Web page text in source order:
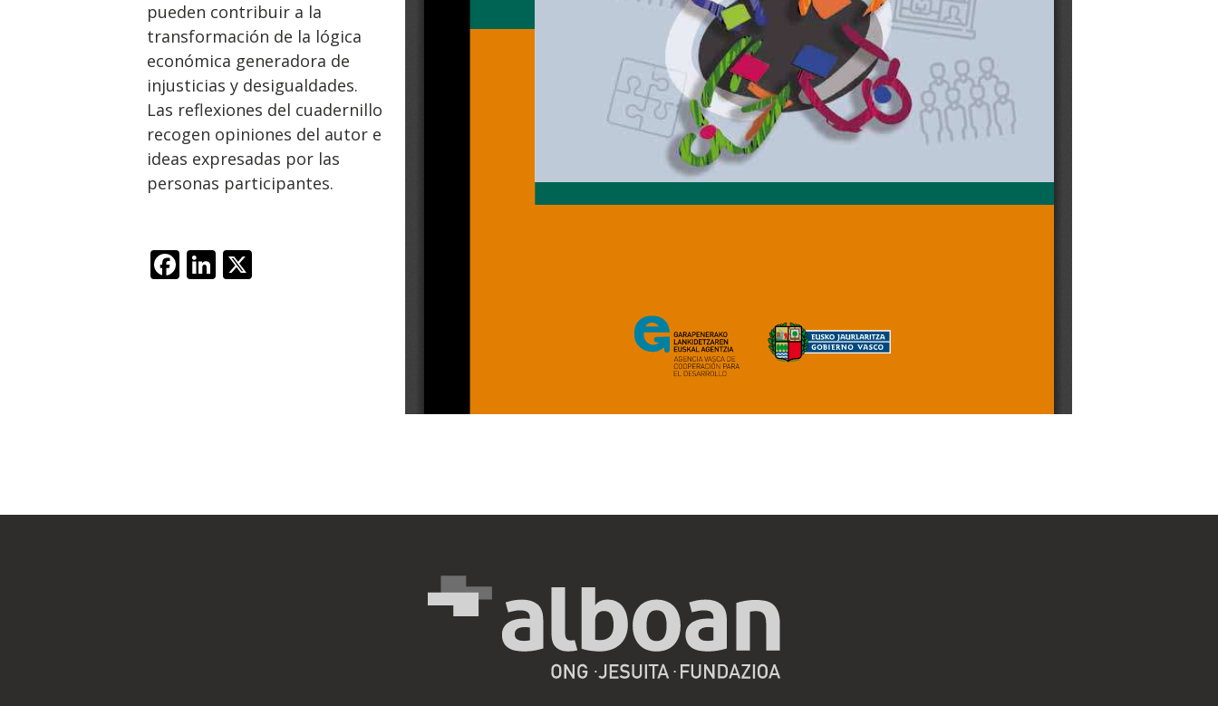
pueden contribuir a la
transformación de la lógica
económica generadora de
injusticias y desigualdades.
Las reflexiones del cuadernillo
recogen opiniones del autor e
ideas expresadas por las
personas participantes.
Facebook
LinkedIn
X